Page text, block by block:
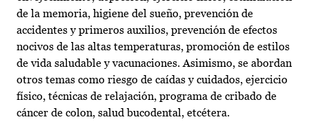
de la memoria, higiene del sueño, prevención de
accidentes y primeros auxilios, prevención de efectos
nocivos de las altas temperaturas, promoción de estilos
de vida saludable y vacunaciones. Asimismo, se abordan
otros temas como riesgo de caídas y cuidados, ejercicio
físico, técnicas de relajación, programa de cribado de
cáncer de colon, salud bucodental, etcétera.